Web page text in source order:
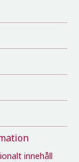
innehåll